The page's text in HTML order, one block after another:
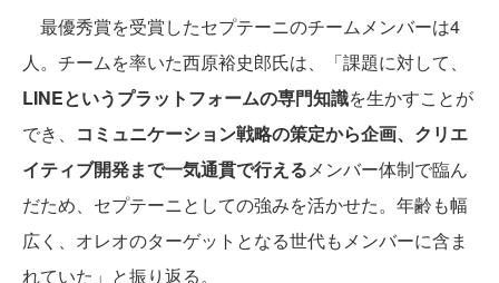
最優秀賞を受賞したセプテーニのチームメンバーは4
人。チームを率いた西原裕史郎氏は、「課題に対して、
LINEというプラットフォームの専門知識を生かすことが
でき、 コミュニケーション戦略の策定から企画、クリエ
イティブ開発まで一気通貫で行えるメンバー体制で臨ん
だため、セプテーニとしての強みを活かせた。年齢も幅
広く、オレオのターゲットとなる世代もメンバーに含ま
れていた」と振り返る。